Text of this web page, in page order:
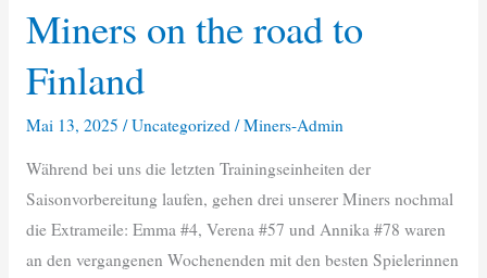
Miners on the road to
Finland
Mai 13, 2025 /Uncategorized /Miners-Admin
Während bei uns die letzten Trainingseinheiten der
Saisonvorbereitung laufen, gehen drei unserer Miners nochmal
die Extrameile: Emma #4, Verena #57 und Annika #78 waren
an den vergangenen Wochenenden mit den besten Spielerinnen